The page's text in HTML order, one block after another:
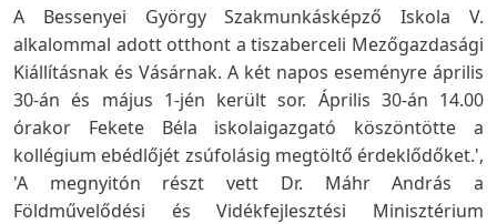
A Bessenyei György Szakmunkásképző Iskola V.
alkalommal adott otthont a tiszaberceli Mezőgazdasági
Kiállításnak és Vásárnak. A két napos eseményre április
30-án és május 1-jén került sor. Április 30-án 14.00
órakor Fekete Béla iskolaigazgató köszöntötte a
kollégium ebédlőjét zsúfolásig megtöltő érdeklődőket.',
'A megnyitón részt vett Dr. Máhr András a
Földművelődési és Vidékfejlesztési Minisztérium